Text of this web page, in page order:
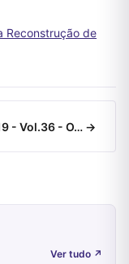
Reconstrução de
- Vol.36 - O… →
Ver tudo ↗